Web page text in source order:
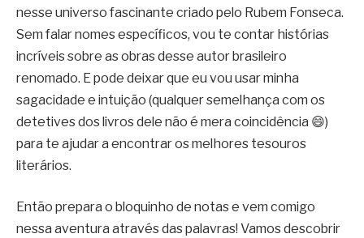
nesse universo fascinante criado pelo Rubem Fonseca.
Sem falar nomes específicos, vou te contar histórias
incríveis sobre as obras desse autor brasileiro
renomado. E pode deixar que eu vou usar minha
sagacidade e intuição (qualquer semelhança com os
detetives dos livros dele não é mera coincidência 😄)
para te ajudar a encontrar os melhores tesouros
literários.
Então prepara o bloquinho de notas e vem comigo
nessa aventura através das palavras! Vamos descobrir